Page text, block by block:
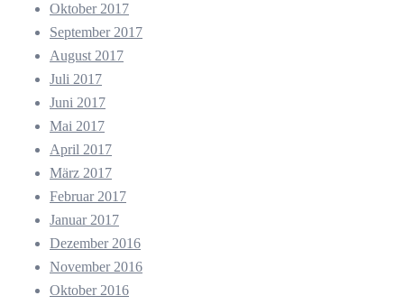
Oktober 2017
September 2017
August 2017
Juli 2017
Juni 2017
Mai 2017
April 2017
März 2017
Februar 2017
Januar 2017
Dezember 2016
November 2016
Oktober 2016